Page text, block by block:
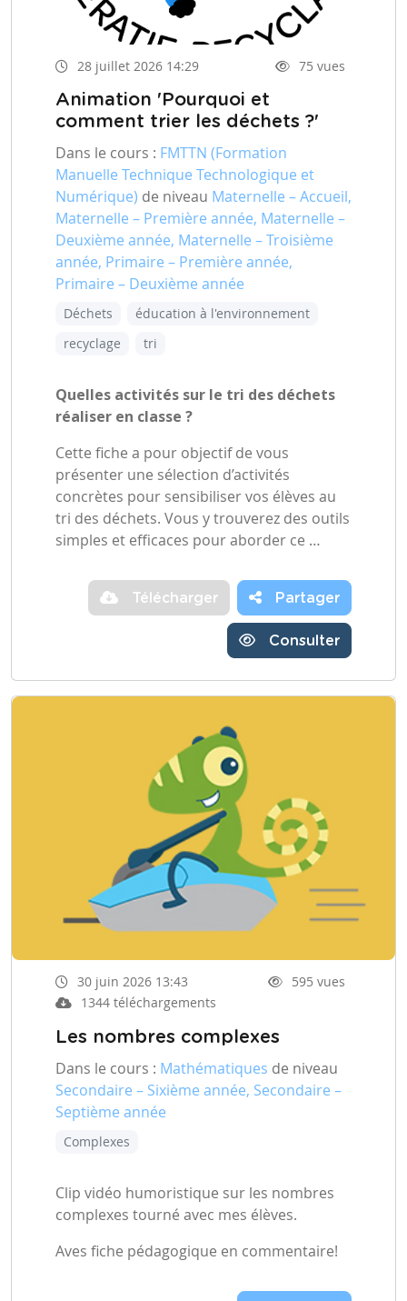
28 juillet 2026 14:29 75 vues
Animation 'Pourquoi et
comment trier les déchets ?'
Dans le cours : FMTTN (Formation
Manuelle Technique Technologique et
Numérique) de niveau Maternelle – Accueil,
Maternelle – Première année, Maternelle –
Deuxième année, Maternelle – Troisième
année, Primaire – Première année,
Primaire – Deuxième année
Déchets
éducation à l'environnement
recyclage
tri
Quelles activités sur le tri des déchets
réaliser en classe ?
Cette fiche a pour objectif de vous
présenter une sélection d’activités
concrètes pour sensibiliser vos élèves au
tri des déchets. Vous y trouverez des outils
simples et efficaces pour aborder ce …
Télécharger Partager
Consulter
30 juin 2026 13:43
595 vues
1344 téléchargements
Les nombres complexes
Dans le cours : Mathématiques de niveau
Secondaire – Sixième année, Secondaire –
Septième année
Complexes
Clip vidéo humoristique sur les nombres
complexes tourné avec mes élèves.
Aves fiche pédagogique en commentaire!